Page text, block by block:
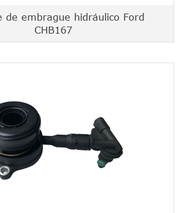
de embrague hidráulico Ford
CHB167